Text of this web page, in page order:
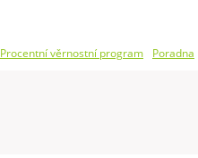
Procentní věrnostní program Poradna